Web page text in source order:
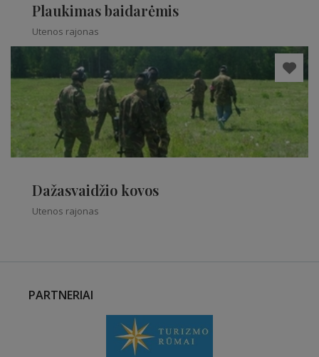
Plaukimas baidarėmis
Utenos rajonas
Dažasvaidžio kovos
Utenos rajonas
PARTNERIAI